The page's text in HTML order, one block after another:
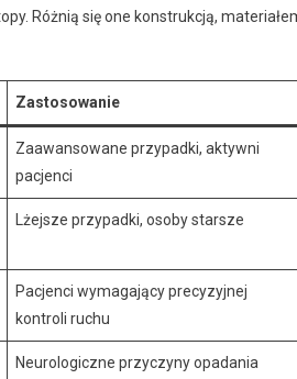
Różnią się one konstrukcją,
Zastosowanie
Zaawansowane przypadki, aktywni
pacjenci
Lżejsze przypadki, osoby starsze
Pacjenci wymagający precyzyjnej
kontroli ruchu
Neurologiczne przyczyny opadania